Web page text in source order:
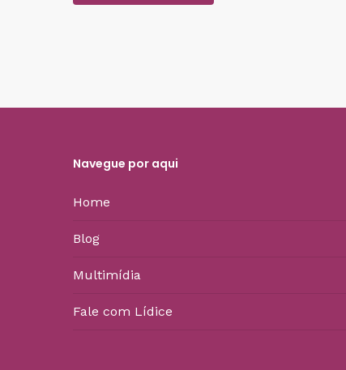
Navegue por aqui
Home
Blog
Multimídia
Fale com Lídice